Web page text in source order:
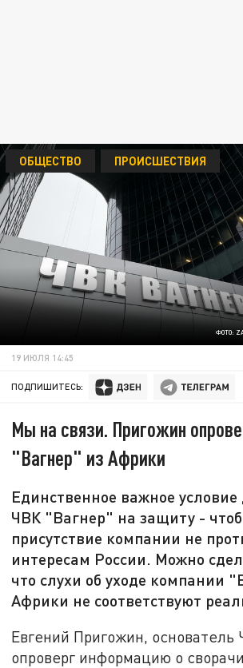
ФОТО:
ОБЩЕСТВО ПРОИСШЕСТВИЯ
19 ИЮЛЯ 14:45
ПОДПИШИТЕСЬ:
Мы на связи. Пригожин
"Вагнер" из Африки
Единственное важное
ЧВК "Вагнер" на защиту -
присутствие компании не
интересам России. Можно
что слухи об уходе компании
Африки не соответствуют
Евгений Пригожин,
опроверг информацию о